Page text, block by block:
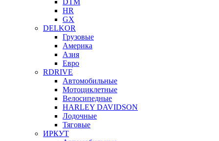
DTM
HR
GX
DELKOR
Грузовые
Америка
Азия
Евро
RDRIVE
Автомобильные
Мотоциклетные
Велосипедные
HARLEY DAVIDSON
Лодочные
Тяговые
ИРКУТ